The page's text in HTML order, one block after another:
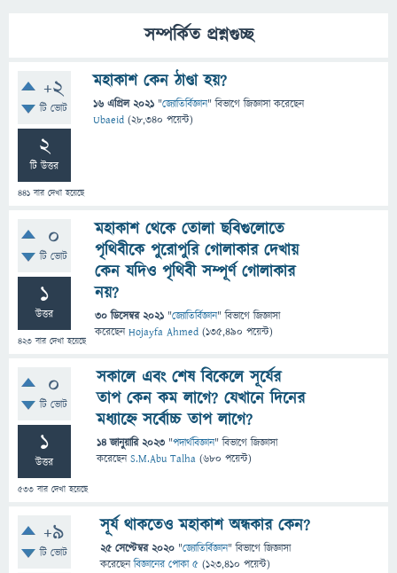
সম্পর্কিত প্রশ্নগুচ্ছ
+2
টি ভোট
2
টি উত্তর
441 বার দেখা হয়েছে
মহাকাশ কেন ঠাণ্ডা হয়?
16 এপ্রিল 2021 "জ্যোতির্বিজ্ঞান" বিভাগে জিজ্ঞাসাকরেছেন
Ubaeid (28,340 পয়েন্ট)
0
টি ভোট
1
উত্তর
423 বার দেখা হয়েছে
মহাকাশ থেকে তোলা ছবিগুলোতে
পৃথিবীকে পুরোপুরি গোলাকার দেখায়
কেন যদিও পৃথিবী সম্পূর্ণ গোলাকার
নয়?
30 ডিসেম্বর 2021 "জ্যোতির্বিজ্ঞান" বিভাগে জিজ্ঞাসা
করেছেনHojayfa Ahmed (135,490 পয়েন্ট)
0
টি ভোট
1
উত্তর
533 বার দেখা হয়েছে
সকালে এবং শেষ বিকেলে সূর্যের
তাপ কেন কম লাগে? যেখানে দিনের
মধ্যাহ্নে সর্বোচ্চ তাপ লাগে?
14 জানুয়ারি 2023 "পদার্থবিজ্ঞান" বিভাগে জিজ্ঞাসা
করেছেনS.M.Abu Talha (680 পয়েন্ট)
+9
টি ভোট
সূর্য থাকতেও মহাকাশ অন্ধকার কেন?
25 সেপ্টেম্বর 2020 "জ্যোতির্বিজ্ঞান" বিভাগে জিজ্ঞাসা
করেছেনবিজ্ঞানের পোকা ৫ (123,410 পয়েন্ট)